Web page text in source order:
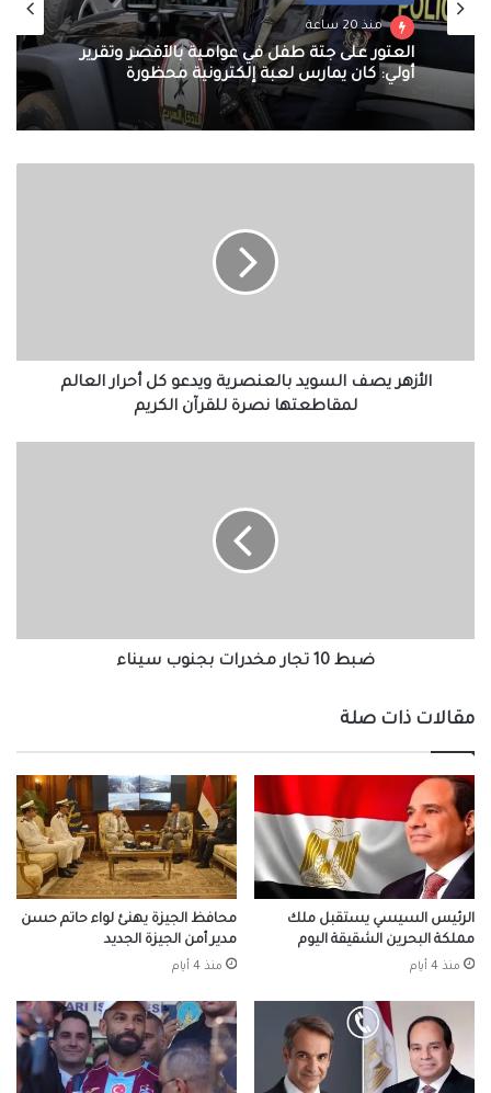
منذ 20 ساعة
العثور على جثة طفل في عوامية بالأقصر وتقرير
أولي: كان يمارس لعبة إلكترونية محظورة
لمقاطعتها
الأزهر يصف السويد بالعنصرية ويدعو كل أحرار العالم
لمقاطعتها نصرة للقرآن الكريم
ضبط 10 تجار مخدرات بجنوب سيناء
مقالات ذات صلة
الرئيس السيسي يستقبل ملك
مملكة البحرين الشقيقة اليوم
منذ 4 أيام
محافظ الجيزة يهنئ لواء حاتم حسن
مدير أمن الجيزة الجديد
منذ 4 أيام